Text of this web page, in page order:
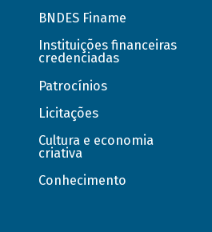
BNDES Finame
Instituições financeiras
credenciadas
Patrocínios
Licitações
Cultura e economia
criativa
Conhecimento